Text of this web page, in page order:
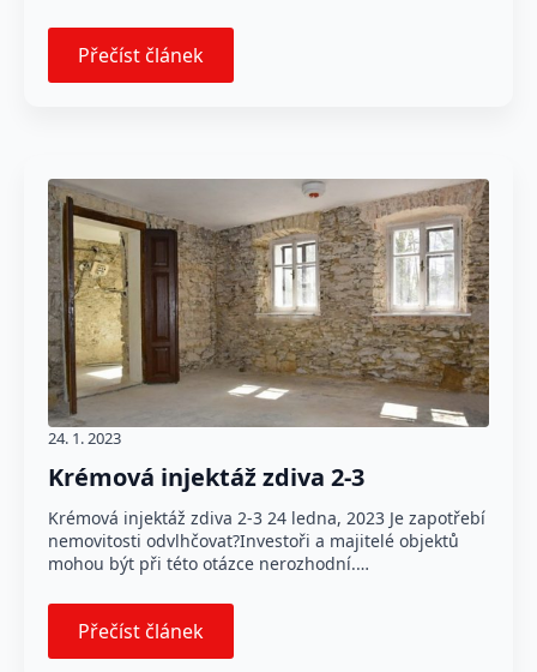
Přečíst článek
Krémová injektáž zdiva 2-3
24. 1. 2023
Krémová injektáž zdiva 2-3 24 ledna, 2023 Je zapotřebí
nemovitosti odvlhčovat?Investoři a majitelé objektů
mohou být při této otázce nerozhodní.…
Přečíst článek